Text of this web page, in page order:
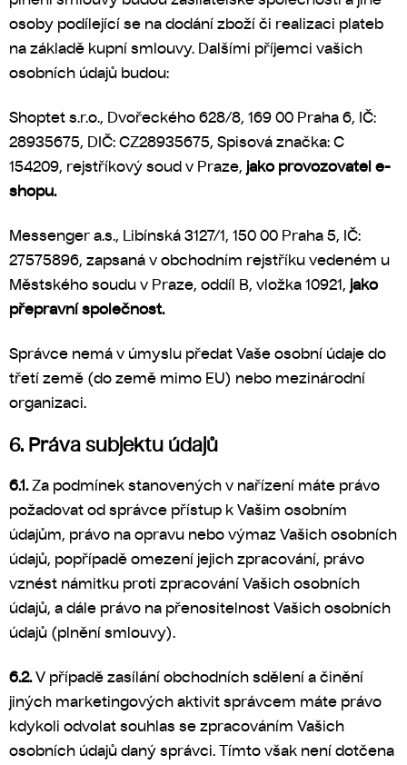
osoby podílející se na dodání zboží či realizaci plateb
na základě kupní smlouvy. Dalšími příjemci vašich
osobních údajů budou:
Shoptet s.r.o., Dvořeckého 628/8, 169 00 Praha 6, IČ:
28935675, DIČ: CZ28935675, Spisová značka: C
154209, rejstříkový soud v Praze, jako provozovatel e-
shopu.
Messenger a.s., Libínská 3127/1, 150 00 Praha 5, IČ:
27575896, zapsaná v obchodním rejstříku vedeném u
Městského soudu v Praze, oddíl B, vložka 10921, jako
přepravní společnost.
Správce nemá v úmyslu předat Vaše osobní údaje do
třetí země (do země mimo EU) nebo mezinárodní
organizaci.
6. Práva subjektu údajů
6.1.Za podmínek stanovených v nařízení máte právo
požadovat od správce přístup k Vašim osobním
údajům, právo na opravu nebo výmaz Vašich osobních
údajů, popřípadě omezení jejich zpracování, právo
vznést námitku proti zpracování Vašich osobních
údajů, a dále právo na přenositelnost Vašich osobních
údajů (plnění smlouvy).
6.2.V případě zasílání obchodních sdělení a činění
jiných marketingových aktivit správcem máte právo
kdykoli odvolat souhlas se zpracováním Vašich
osobních údajů daný správci. Tímto však není dotčena